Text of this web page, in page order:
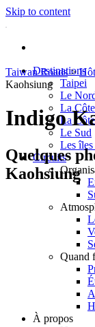
Skip to content
Destinations
Taipei
Le
La
La
Le Sud
Les îles
Circuits
Quand
À propos
Taiwan Roads >
Kaohsiung
Indigo
Quelques
Kaohsiung